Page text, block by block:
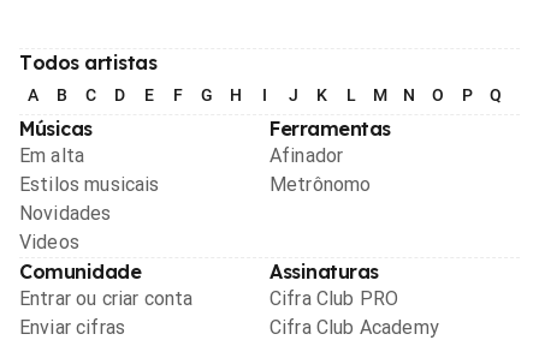
Todos artistas
A B C D E F G H I J K L M N O P Q
Músicas
Em alta
Estilos musicais
Novidades
Videos
Ferramentas
Afinador
Metrônomo
Comunidade
Entrar ou criar conta
Enviar cifras
Assinaturas
Cifra Club PRO
Cifra Club Academy